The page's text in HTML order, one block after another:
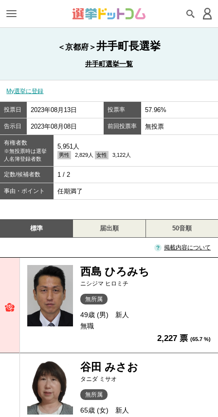
＜京都府＞井手町長選挙
井手町選挙一覧
My選挙に登録
投票日 2023年08月13日 投票率 57.96%
告示日 2023年08月08日 前回投票率 無投票
有権者数
※無投票時は選挙
人名簿登録者数
5,951人
男性 2,829人 女性 3,122人
定数/候補者数 1 / 2
事由・ポイント 任期満了
標準 届出順 50音順
掲載内容について
西島 ひろみち
ニシジマ ヒロミチ
無所属
49歳 (男)
新人
無職
2,227 票 (65.7 %)
谷田 みさお
タニダ ミサオ
無所属
65歳 (女)
新人